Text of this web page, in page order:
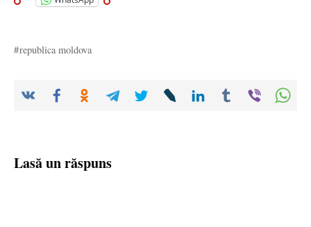
republica moldova
Lasă un răspuns